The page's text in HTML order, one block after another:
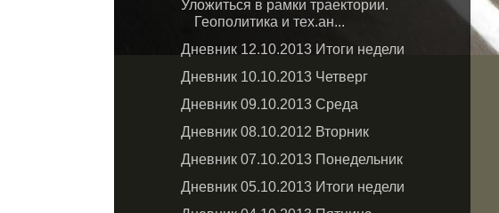
Уложиться в рамки траектории.
Геополитика и тех.ан...
Дневник 12.10.2013 Итоги недели
Дневник 10.10.2013 Четверг
Дневник 09.10.2013 Среда
Дневник 08.10.2012 Вторник
Дневник 07.10.2013 Понедельник
Дневник 05.10.2013 Итоги недели